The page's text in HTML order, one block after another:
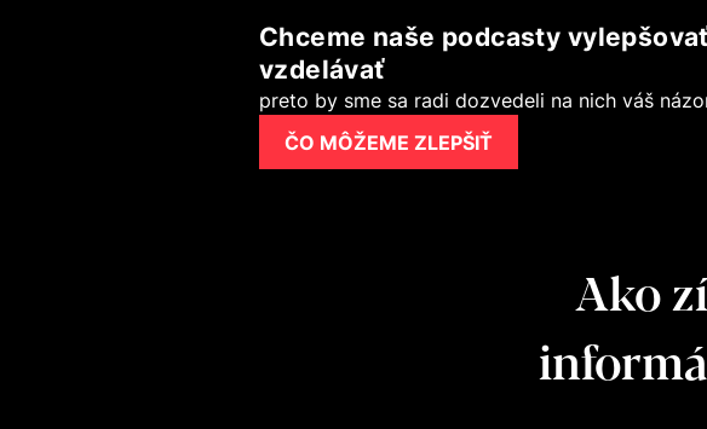
Chceme naše podcasty
vzdelávať
preto by sme sa radi dozvedeli na nich váš
ČO MÔŽEME ZLEPŠIŤ
Ako